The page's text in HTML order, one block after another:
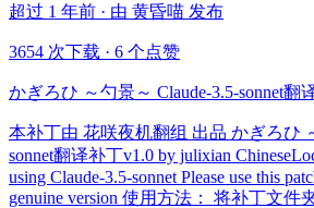
超过 1 年前 · 由 黄昏喵 发布
3654 次下载 · 6 个点赞
かぎろひ ～勺景～ Claude-3.5-sonnet翻
本补丁由 花咲夜机翻组 出品 かぎろひ
sonnet翻译补丁v1.0 by julixian
using Claude-3.5-sonnet Please use this
genuine version 使用方法： 将补丁文件